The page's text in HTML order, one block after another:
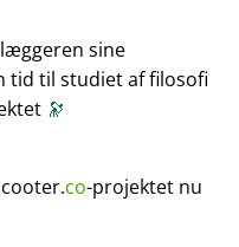
sine
tid til studiet af filosofi
🔭
co-projektet nu